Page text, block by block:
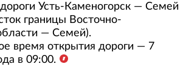
Усть-Каменогорск — Семей
границы Восточно-
— Семей).
время открытия дороги — 7
в 09:00.